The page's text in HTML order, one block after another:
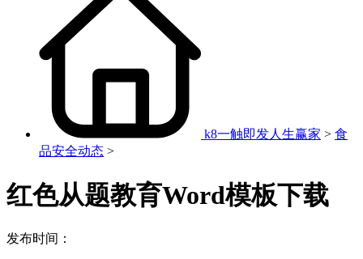
k8一触即发人生赢家 > 食
品安全动态 >
红色从题教育Word模板下载
发布时间：